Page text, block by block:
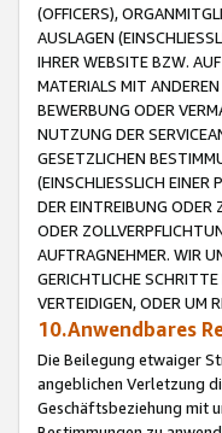
(OFFICERS),
AUSLAGEN
IHRER WEBSITE BZW.
MATERIALS MIT
BEWERBUNG ODER
NUTZUNG DER
GESETZLICHEN
(EINSCHLIESSLICH EINER
DER EINTREIBUNG ODER
ODER
AUFTRAGNEHMER. WIR
GERICHTLICHE
VERTEIDIGEN, ODER UM
10.Anwendbares
Die Beilegung etwaiger
angeblichen Verletzung
Geschäftsbeziehung mit